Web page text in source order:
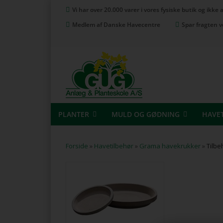
Vi har over 20.000 varer i vores fysiske butik og ikke
Medlem af Danske Havecentre
Spar fragten
PLANTER MULD OG GØDNING
Forside » Havetilbehør » Grama havekrukker »